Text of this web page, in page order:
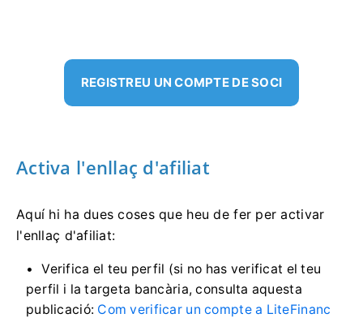
REGISTREU UN COMPTE DE SOCI
Activa l'enllaç d'afiliat
Aquí hi ha dues coses que heu de fer per activar
l'enllaç d'afiliat:
Verifica el teu perfil (si no has verificat el teu
perfil i la targeta bancària, consulta aquesta
publicació: Com verificar un compte a LiteFinanc